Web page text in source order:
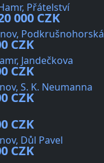
Přátelství
000 CZK
Podkrušnohorská
CZK
Jandečkova
CZK
S. K. Neumanna
CZK
CZK
Důl Pavel
CZK